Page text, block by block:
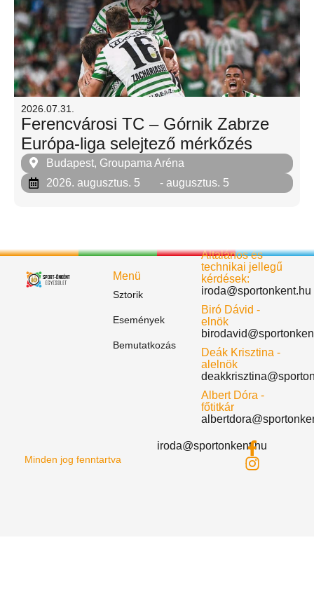
2026.07.31.
Ferencvárosi TC – Górnik Zabrze
Európa-liga selejtező mérkőzés
Budapest, Groupama Aréna
2026. augusztus. 5
- augusztus. 5
Menü
Sztorik
Események
Bemutatkozás
Általános és
technikai jellegű
kérdések:
iroda@sportonkent.hu
Biró Dávid -
elnök
Deák Krisztina -
alelnök
Albert Dóra -
főtitkár
Minden jog fenntartva
iroda@sportonkent.hu